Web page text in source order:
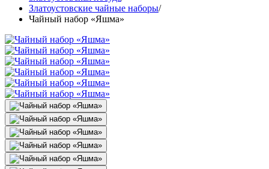
Златоустовские чайные наборы/
Чайный набор «Яшма»